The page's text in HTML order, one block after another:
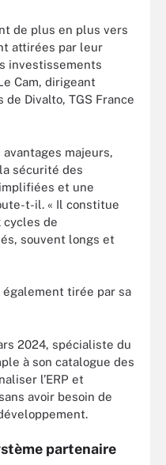
de plus en plus vers
attirées par leur
investissements
Cam, dirigeant
de Divalto, TGS France
majeurs,
sécurité des
et une
t-il. « Il constitue
cycles de
souvent longs et
également tirée par sa
2024, spécialiste du
à son catalogue des
l’ERP et
avoir besoin de
partenaire